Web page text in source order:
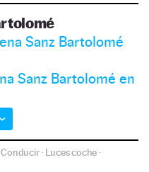
Sanz Bartolomé
Sanz Bartolomé en
Conducir· Luces coche ·